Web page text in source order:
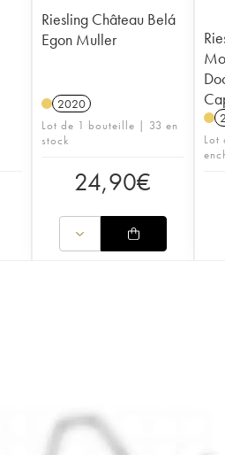
Riesling Château Belá
Egon Muller
2020
Lot de 1 bouteille | 33 en
stock
24,90€
Lot